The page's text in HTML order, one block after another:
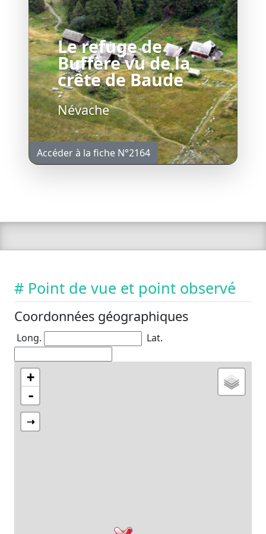
Le refuge de
Buffère vu de la
crête de Baude
Névache
Accéder à la fiche N°2164
# Point de vue et point observé
Coordonnées géographiques
Long. Lat.
+
-
⇢